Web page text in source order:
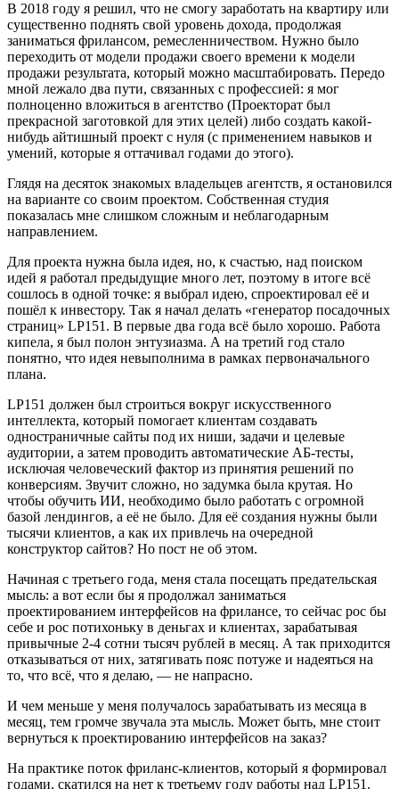
В 2018 году я решил, что не смогу заработать на квартиру или
существенно поднять свой уровень дохода, продолжая
заниматься фрилансом, ремесленничеством. Нужно было
переходить от модели продажи своего времени к модели
продажи результата, который можно масштабировать. Передо
мной лежало два пути, связанных с профессией: я мог
полноценно вложиться в агентство (Проекторат был
прекрасной заготовкой для этих целей) либо создать какой-
нибудь айтишный проект с нуля (с применением навыков и
умений, которые я оттачивал годами до этого).
Глядя на десяток знакомых владельцев агентств, я остановился
на варианте со своим проектом. Собственная студия
показалась мне слишком сложным и неблагодарным
направлением.
Для проекта нужна была идея, но, к счастью, над поиском
идей я работал предыдущие много лет, поэтому в итоге всё
сошлось в одной точке: я выбрал идею, спроектировал её и
пошёл к инвестору. Так я начал делать «генератор посадочных
страниц» LP151. В первые два года всё было хорошо. Работа
кипела, я был полон энтузиазма. А на третий год стало
понятно, что идея невыполнима в рамках первоначального
плана.
LP151 должен был строиться вокруг искусственного
интеллекта, который помогает клиентам создавать
одностраничные сайты под их ниши, задачи и целевые
аудитории, а затем проводить автоматические АБ-тесты,
исключая человеческий фактор из принятия решений по
конверсиям. Звучит сложно, но задумка была крутая. Но
чтобы обучить ИИ, необходимо было работать с огромной
базой лендингов, а её не было. Для её создания нужны были
тысячи клиентов, а как их привлечь на очередной
конструктор сайтов? Но пост не об этом.
Начиная с третьего года, меня стала посещать предательская
мысль: а вот если бы я продолжал заниматься
проектированием интерфейсов на фрилансе, то сейчас рос бы
себе и рос потихоньку в деньгах и клиентах, зарабатывая
привычные 2-4 сотни тысяч рублей в месяц. А так приходится
отказываться от них, затягивать пояс потуже и надеяться на
то, что всё, что я делаю, — не напрасно.
И чем меньше у меня получалось зарабатывать из месяца в
месяц, тем громче звучала эта мысль. Может быть, мне стоит
вернуться к проектированию интерфейсов на заказ?
На практике поток фриланс-клиентов, который я формировал
годами, скатился на нет к третьему году работы над LP151.